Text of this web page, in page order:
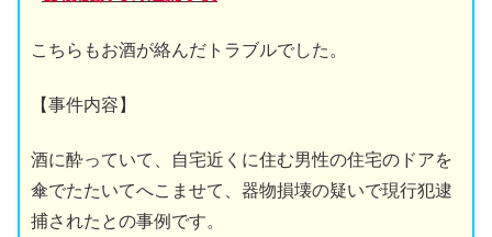
こちらもお酒が絡んだトラブルでした。
【事件内容】
酒に酔っていて、自宅近くに住む男性の住宅のドアを
傘でたたいてへこませて、器物損壊の疑いで現行犯逮
捕されたとの事例です。